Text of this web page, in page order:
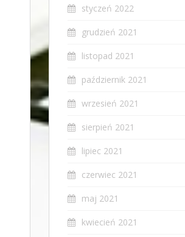
styczeń 2022
grudzień 2021
listopad 2021
październik 2021
wrzesień 2021
sierpień 2021
lipiec 2021
czerwiec 2021
maj 2021
kwiecień 2021